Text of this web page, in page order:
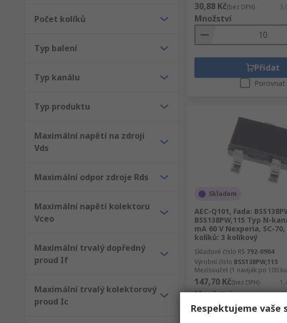
Počet kolíků
Typ balení
Typ kanálu
Typ produktu
Maximální napětí na zdroji
Vds
Maximální odpor zdroje Rds
Maximální napětí kolektoru
Vceo
Maximální trvalý dopředný
proud If
Maximální trvalý kolektorový
proud Ic
30,88 Kč(bez DPH)
Množství
Přidat
Porovnat
Skladem
AEC-Q101, řada:
BSS138PW,115 Typ N-
mA 60 V Nexperia, SC-
kolíků: 3 kolíkový
Skladové číslo RS 792-0904
Výrobní číslo BSS138PW,115
Mezisoučet (1 naviják po 100
147,70 Kč(bez DPH)
Množství
Respektujeme vaše